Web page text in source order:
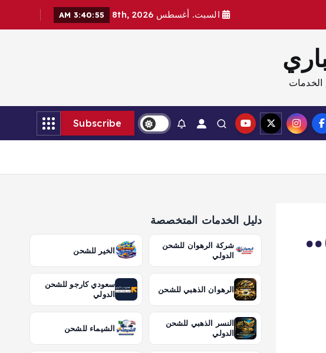
السبت. أغسطس 8th, 2026 3:40:57 AM
الخدمات
Subscribe
دليل الخدمات المتخصصة
شركة الرهوان للشحن
الدولي
الخير للشحن
الرهوان الذهبي للشحن
سعودي كارجو للشحن
الدولي
النسر الذهبي للشحن
الدولي
الشيماء للشحن